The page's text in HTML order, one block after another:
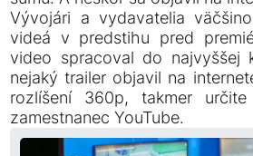
Vývojári a vydavatelia
videá v predstihu pred
video spracoval do najvyššej
nejaký trailer objavil na
rozlíšení 360p, takmer
zamestnanec YouTube.